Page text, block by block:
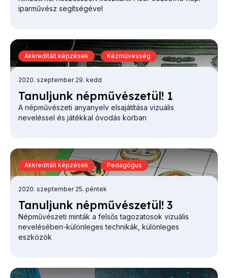
iparművész segítségével
Ta­nul­junk nép­mű­vé­sze­tül! 1
2020. szeptember 29. kedd
A népművészeti anyanyelv elsajátítása vizuális
neveléssel és játékkal óvodás korban
Akkreditált képzések Kézművesség
Ta­nul­junk nép­mű­vé­sze­tül! 3
2020. szeptember 25. péntek
Népművészeti minták a felsős tagozatosok vizuális
nevelésében-különleges technikák, különleges
eszközök
Akkreditált képzések Pedagógus